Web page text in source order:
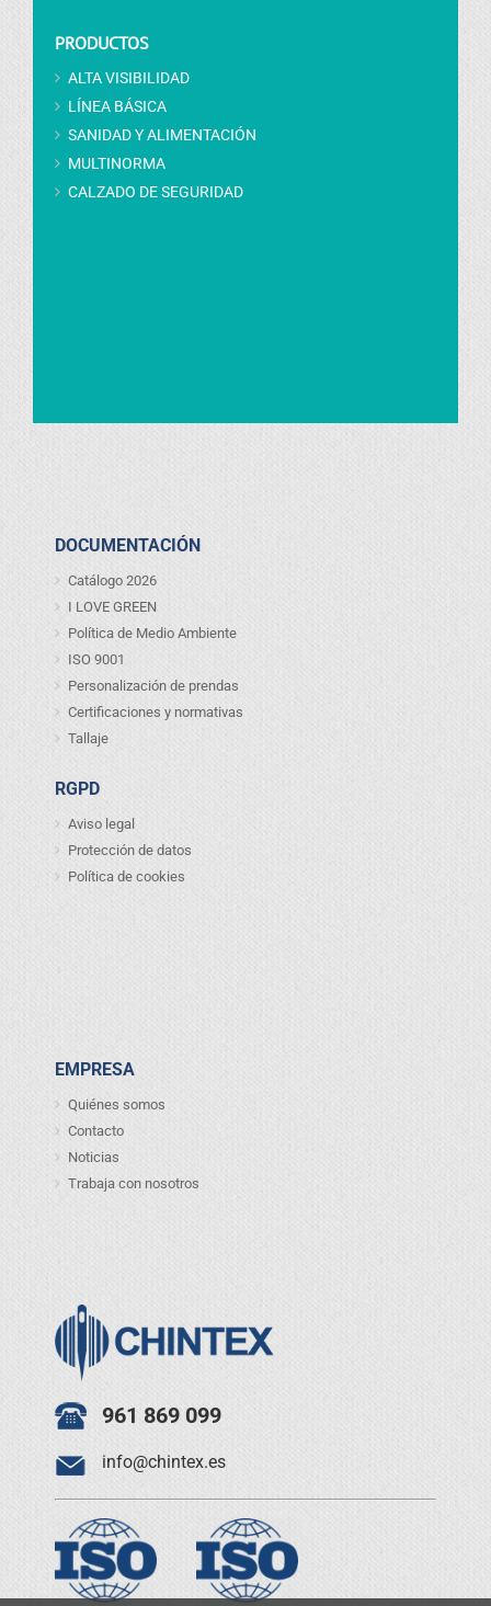
PRODUCTOS
ALTA VISIBILIDAD
LÍNEA BÁSICA
SANIDAD Y ALIMENTACIÓN
MULTINORMA
CALZADO DE SEGURIDAD
DOCUMENTACIÓN
Catálogo 2026
I LOVE GREEN
Política de Medio Ambiente
ISO 9001
Personalización de prendas
Certificaciones y normativas
Tallaje
RGPD
Aviso legal
Protección de datos
Política de cookies
EMPRESA
Quiénes somos
Contacto
Noticias
Trabaja con nosotros
961 869 099
info@chintex.es